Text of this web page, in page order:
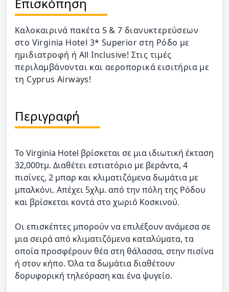
Καλοκαιρινά πακέτα 5 & 7 διανυκτερεύσεων
στο Virginia Hotel 3* Superior στη Ρόδο με
ημιδιατροφή ή All Inclusive! Στις τιμές
περιλαμβάνονται και αεροπορικά εισιτήρια με
τη Cyprus Airways!
Περιγραφή
Το Virginia Hotel βρίσκεται σε μια ιδιωτική έκταση
32,000τμ. Διαθέτει εστιατόριο με βεράντα, 4
πισίνες, 2 μπαρ και κλιματιζόμενα δωμάτια με
μπαλκόνι. Απέχει 5χλμ. από την πόλη της Ρόδου
και βρίσκεται κοντά στο χωριό Κοσκινού.
Οι επισκέπτες μπορούν να επιλέξουν ανάμεσα σε
μια σειρά από κλιματιζόμενα καταλύματα, τα
οποία προσφέρουν θέα στη θάλασσα, στην πισίνα
ή στον κήπο. Όλα τα δωμάτια διαθέτουν
δορυφορική τηλεόραση και ένα ψυγείο.